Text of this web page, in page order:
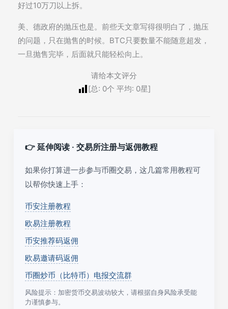
好过10万刀以上拆。
美、德政府的抛压也是。前些天文章写得很明白了，抛压
的问题，只在抛售的时候。BTC只要数量不能随意超发，
一旦抛售完毕，后面就只能轻松向上。
请给本文评分
[总: 0个 平均: 0星]
👉 延伸阅读 · 交易所注册与返佣教程
如果你打算进一步参与币圈交易，这几篇常用教程可
以帮你快速上手：
币安注册教程
欧易注册教程
币安推荐码返佣
欧易邀请码返佣
币圈炒币（比特币）电报交流群
风险提示：加密货币交易波动较大，请根据自身风险承受能
力谨慎参与。